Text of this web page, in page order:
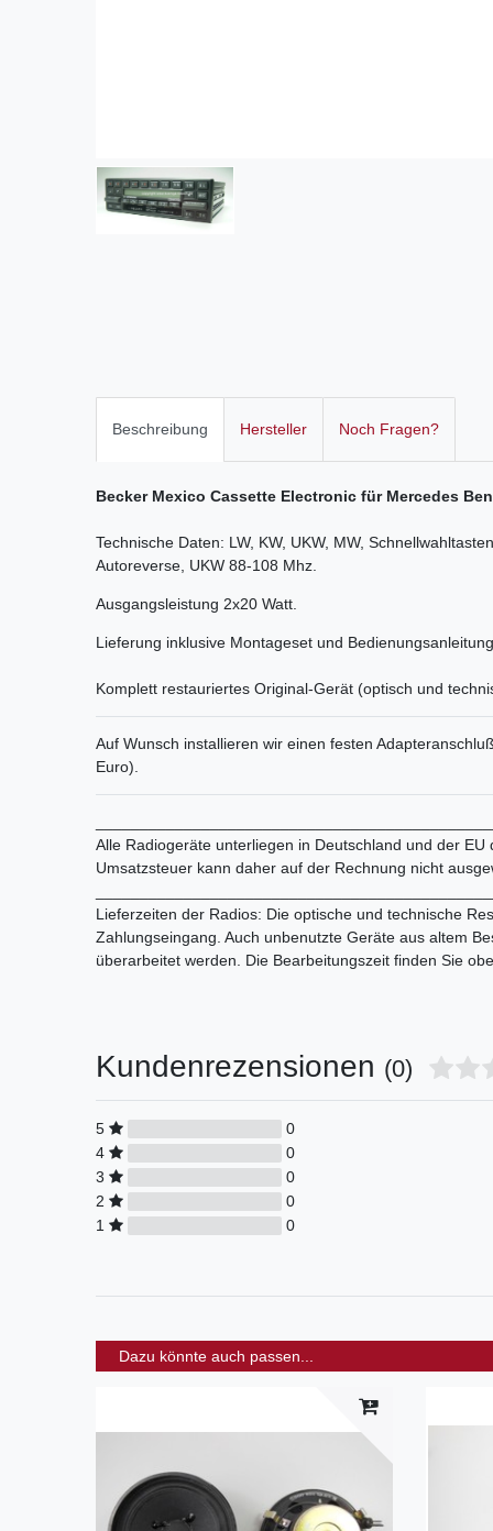
Beschreibung Hersteller Noch Fragen?
Becker Mexico Cassette Electronic für Mercedes
Technische Daten: LW, KW, UKW, MW,
Autoreverse, UKW 88-108 Mhz.
Ausgangsleistung 2x20 Watt.
Lieferung inklusive Montageset und
Komplett restauriertes Original-Gerät (optisch und
Auf Wunsch installieren wir einen festen
Euro).
Alle Radiogeräte unterliegen in Deutschland und der
Umsatzsteuer kann daher auf der Rechnung nicht
Lieferzeiten der Radios: Die optische und technische
Zahlungseingang. Auch unbenutzte Geräte aus altem
überarbeitet werden. Die Bearbeitungszeit finden Sie
Kundenrezensionen (0)
5
0
4
0
3
0
2
0
1
0
Dazu könnte auch passen...